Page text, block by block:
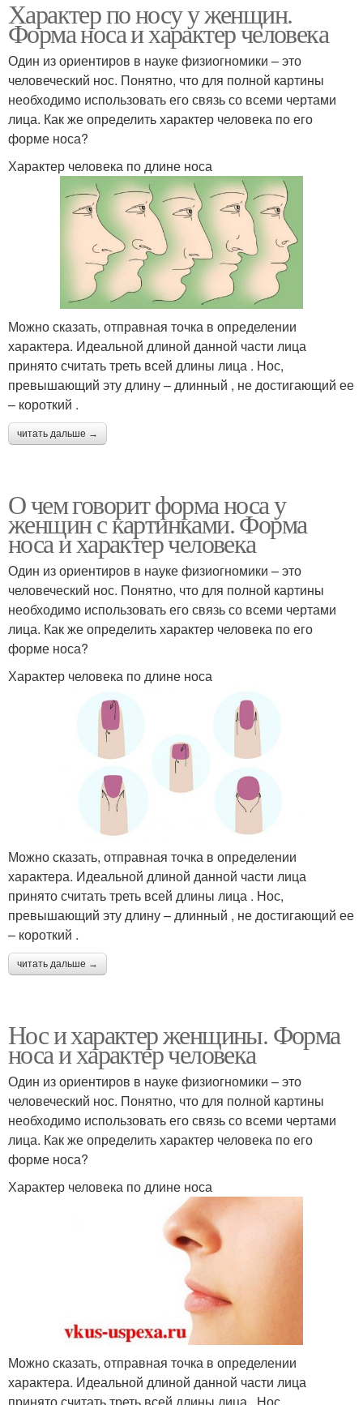
Характер по носу у женщин.
Форма носа и характер человека
Один из ориентиров в науке физиогномики – это
человеческий нос. Понятно, что для полной картины
необходимо использовать его связь со всеми чертами
лица. Как же определить характер человека по его
форме носа?
Характер человека по длине носа
Можно сказать, отправная точка в определении
характера. Идеальной длиной данной части лица
принято считать треть всей длины лица . Нос,
превышающий эту длину – длинный , не достигающий ее
– короткий .
читать дальше →
О чем говорит форма носа у
женщин с картинками. Форма
носа и характер человека
Один из ориентиров в науке физиогномики – это
человеческий нос. Понятно, что для полной картины
необходимо использовать его связь со всеми чертами
лица. Как же определить характер человека по его
форме носа?
Характер человека по длине носа
Можно сказать, отправная точка в определении
характера. Идеальной длиной данной части лица
принято считать треть всей длины лица . Нос,
превышающий эту длину – длинный , не достигающий ее
– короткий .
читать дальше →
Нос и характер женщины. Форма
носа и характер человека
Один из ориентиров в науке физиогномики – это
человеческий нос. Понятно, что для полной картины
необходимо использовать его связь со всеми чертами
лица. Как же определить характер человека по его
форме носа?
Характер человека по длине носа
Можно сказать, отправная точка в определении
характера. Идеальной длиной данной части лица
принято считать треть всей длины лица . Нос,